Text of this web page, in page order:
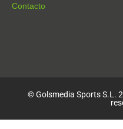
Contacto
© Golsmedia Sports S.L.